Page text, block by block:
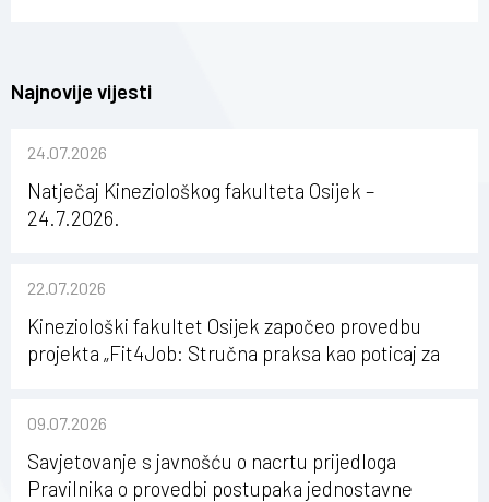
Najnovije vijesti
24.07.2026
Natječaj Kineziološkog fakulteta Osijek –
24.7.2026.
22.07.2026
Kineziološki fakultet Osijek započeo provedbu
projekta „Fit4Job: Stručna praksa kao poticaj za
09.07.2026
Savjetovanje s javnošću o nacrtu prijedloga
Pravilnika o provedbi postupaka jednostavne